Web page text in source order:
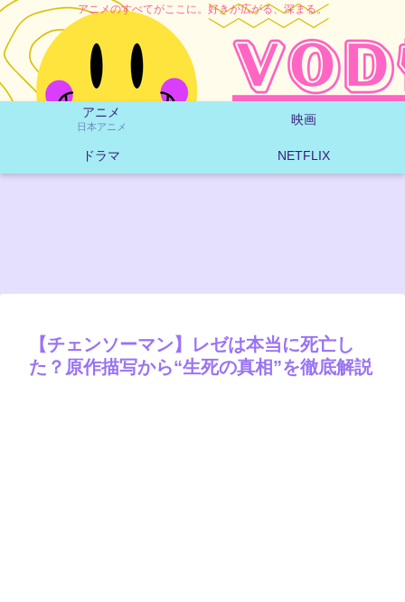
アニメのすべてがここに。好きが広がる、深まる。
アニメ
日本アニメ 映画
ドラマ NETFLIX
【チェンソーマン】レゼは本当に死亡し
た？原作描写から“生死の真相”を徹底解説